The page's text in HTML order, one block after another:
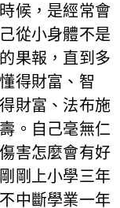
候，是經常會
從小身體不是
果報，直到多
得財富、智
財富、法布施
。自己毫無仁
害怎麼會有好
剛上小學三年
中斷學業一年